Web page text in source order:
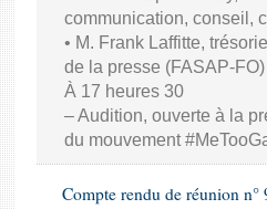
communication, conseil,
• M. Frank Laffitte,
de la presse (FASAP-
À 17 heures 30
– Audition, ouverte à la
du mouvement
Compte rendu de réunion